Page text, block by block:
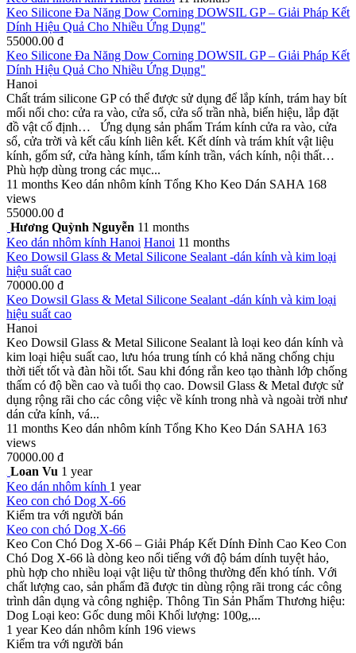
Keo Silicone Đa Năng Dow Corning DOWSIL GP – Giải Pháp Kết
Dính Hiệu Quả Cho Nhiều Ứng Dụng"
55000.00 đ
Keo Silicone Đa Năng Dow Corning DOWSIL GP – Giải Pháp Kết
Dính Hiệu Quả Cho Nhiều Ứng Dụng"
Hanoi
Chất trám silicone GP có thể được sử dụng để lắp kính, trám hay bít
mối nối cho: cửa ra vào, cửa sổ, cửa số trần nhà, biển hiệu, lắp đặt
đồ vật cố định… Ứng dụng sản phẩm Trám kính cửa ra vào, cửa
sổ, cửa trời và kết cấu kính liên kết. Kết dính và trám khít vật liệu
kính, gốm sứ, cửa hàng kính, tấm kính trần, vách kính, nội thất…
Phù hợp dùng trong các mục...
11 months Keo dán nhôm kính Tổng Kho Keo Dán SAHA 168
views
55000.00 đ
Hương Quỳnh Nguyễn 11 months
Keo dán nhôm kính Hanoi Hanoi 11 months
Keo Dowsil Glass & Metal Silicone Sealant -dán kính và kim loại
hiệu suất cao
70000.00 đ
Keo Dowsil Glass & Metal Silicone Sealant -dán kính và kim loại
hiệu suất cao
Hanoi
Keo Dowsil Glass & Metal Silicone Sealant là loại keo dán kính và
kim loại hiệu suất cao, lưu hóa trung tính có khả năng chống chịu
thời tiết tốt và đàn hồi tốt. Sau khi đóng rắn keo tạo thành lớp chống
thấm có độ bền cao và tuổi thọ cao. Dowsil Glass & Metal được sử
dụng rộng rãi cho các công việc về kính trong nhà và ngoài trời như
dán cửa kính, vá...
11 months Keo dán nhôm kính Tổng Kho Keo Dán SAHA 163
views
70000.00 đ
Loan Vu 1 year
Keo dán nhôm kính 1 year
Keo con chó Dog X-66
Kiểm tra với người bán
Keo con chó Dog X-66
Keo Con Chó Dog X-66 – Giải Pháp Kết Dính Đỉnh Cao Keo Con
Chó Dog X-66 là dòng keo nổi tiếng với độ bám dính tuyệt hảo,
phù hợp cho nhiều loại vật liệu từ thông thường đến khó tính. Với
chất lượng cao, sản phẩm đã được tin dùng rộng rãi trong các công
trình dân dụng và công nghiệp. Thông Tin Sản Phẩm Thương hiệu:
Dog Loại keo: Gốc dung môi Khối lượng: 100g,...
1 year Keo dán nhôm kính 196 views
Kiểm tra với người bán